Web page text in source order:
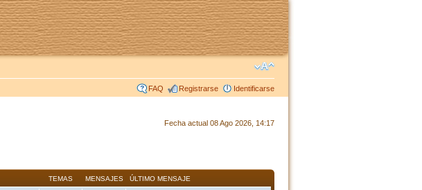
FAQ Registrarse Identificarse
Fecha actual 08 Ago 2026, 14:17
TEMAS MENSAJES ÚLTIMO MENSAJE